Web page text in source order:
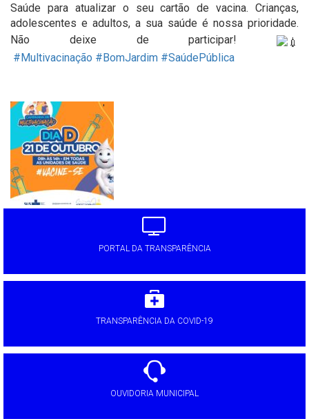
Saúde para atualizar o seu cartão de vacina. Crianças,
adolescentes e adultos, a sua saúde é nossa prioridade.
Não deixe de participar!
#Multivacinação #BomJardim #SaúdePública
PORTAL DA TRANSPARÊNCIA
TRANSPARÊNCIA DA COVID-19
OUVIDORIA MUNICIPAL
'